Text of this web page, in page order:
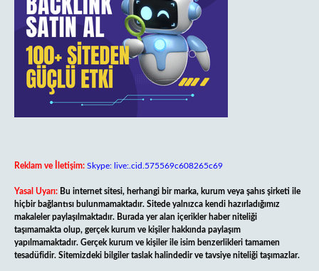
Reklam ve İletişim: Skype: live:.cid.575569c608265c69
Yasal Uyarı: Bu internet sitesi, herhangi bir marka, kurum veya şahıs şirketi ile
hiçbir bağlantısı bulunmamaktadır. Sitede yalnızca kendi hazırladığımız
makaleler paylaşılmaktadır. Burada yer alan içerikler haber niteliği
taşımamakta olup, gerçek kurum ve kişiler hakkında paylaşım
yapılmamaktadır. Gerçek kurum ve kişiler ile isim benzerlikleri tamamen
tesadüfidir. Sitemizdeki bilgiler taslak halindedir ve tavsiye niteliği taşımazlar.